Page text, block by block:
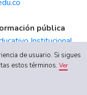
pública
Institucional
|Régimen
de Ética|Canal
de usuario. Si sigues
estos términos.Ver